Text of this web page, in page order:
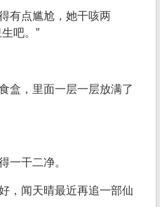
有点尴尬，她干咳两
吧。”
盒，里面一层一层放满了
一干二净。
，闻天晴最近再追一部仙